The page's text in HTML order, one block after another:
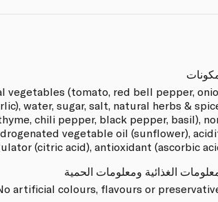
vegetables (tomato, red bell pepper,
water, sugar, salt, natural herbs &
chili pepper, black pepper, basil),
vegetable oil (sunflower),
(citric acid), antioxidant (ascorbic
الغذائية ومعلومات الحمية
artificial colours, flavours or